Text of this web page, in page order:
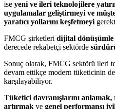
ise yeni ve ileri teknolojilere
uygulamalar geliştirmeyi ve
yaratıcı yollarını keşfetmeyi
FMCG şirketleri dijital
derecede rekabetçi sektörde
Sonuç olarak, FMCG sektörü ileri
devam ettikçe modern tüketicinin
karşılayabiliyor.
Tüketici davranışlarını
artırmak ve genel performansı